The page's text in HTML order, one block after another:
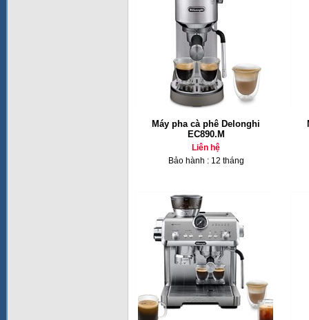
Máy pha cà phê Delonghi
EC890.M
Liên hệ
Bảo hành : 12 tháng